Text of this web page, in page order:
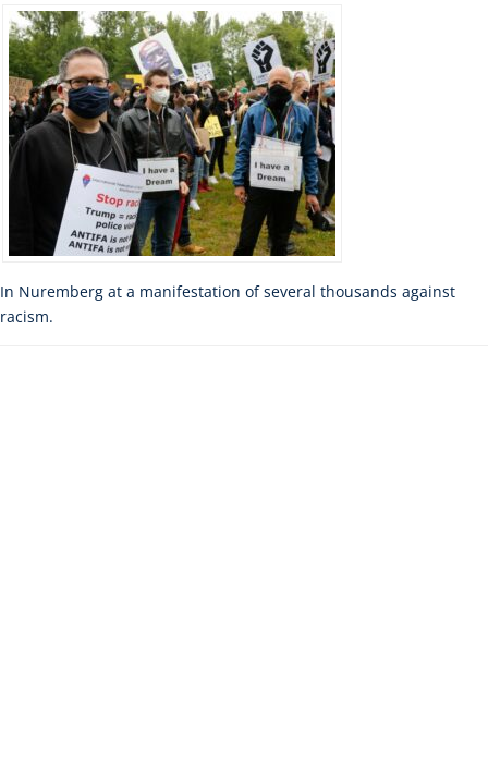
In Nuremberg at a manifestation of several thousands against
racism.